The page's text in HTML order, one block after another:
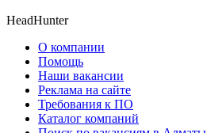
HeadHunter
О компании
Помощь
Наши вакансии
Реклама на сайте
Требования к ПО
Каталог компаний